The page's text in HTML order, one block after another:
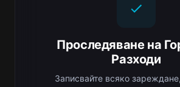
Проследяване на
Разходи
Записвайте всяко